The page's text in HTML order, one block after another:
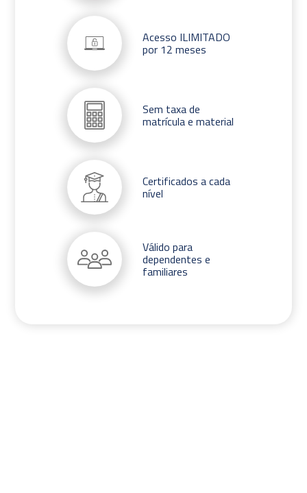
Acesso ILIMITADO
por 12 meses
Sem taxa de
matrícula e material
Certificados a cada
nível
Válido para
dependentes e
familiares